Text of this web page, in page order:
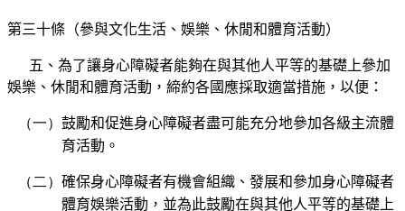
第三十條（參與文化生活、娛樂、休閒和體育活動）
五、為了讓身心障礙者能夠在與其他人平等的基礎上參加
娛樂、休閒和體育活動，締約各國應採取適當措施，以便：
（一） 鼓勵和促進身心障礙者盡可能充分地參加各級主流體
育活動。
（二） 確保身心障礙者有機會組織、發展和參加身心障礙者
體育娛樂活動，並為此鼓勵在與其他人平等的基礎上